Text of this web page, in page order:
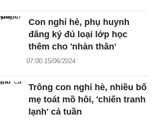
Con nghỉ hè, phụ huynh
đăng ký đủ loại lớp học
thêm cho 'nhàn thân'
07:00 15/06/2024
Trông con nghỉ hè, nhiều bố
mẹ toát mồ hôi, 'chiến tranh
lạnh' cả tuần